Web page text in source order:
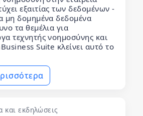
εξαιτίας των δεδομένων -
μη δομημένα δεδομένα
τα θεμέλια για
τεχνητής νοημοσύνης και
Suite κλείνει αυτό το
εκδηλώσεις